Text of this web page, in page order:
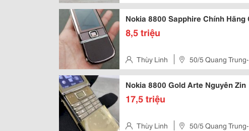
Minh, Việt Nam
Nokia 8800 Sapphire Chính Hãng
8,5 triệu
Thùy Linh 50/5 Quang
Nokia 8800 Gold Arte Nguyên Zin
17,5 triệu
Thùy Linh 50/5 Quang